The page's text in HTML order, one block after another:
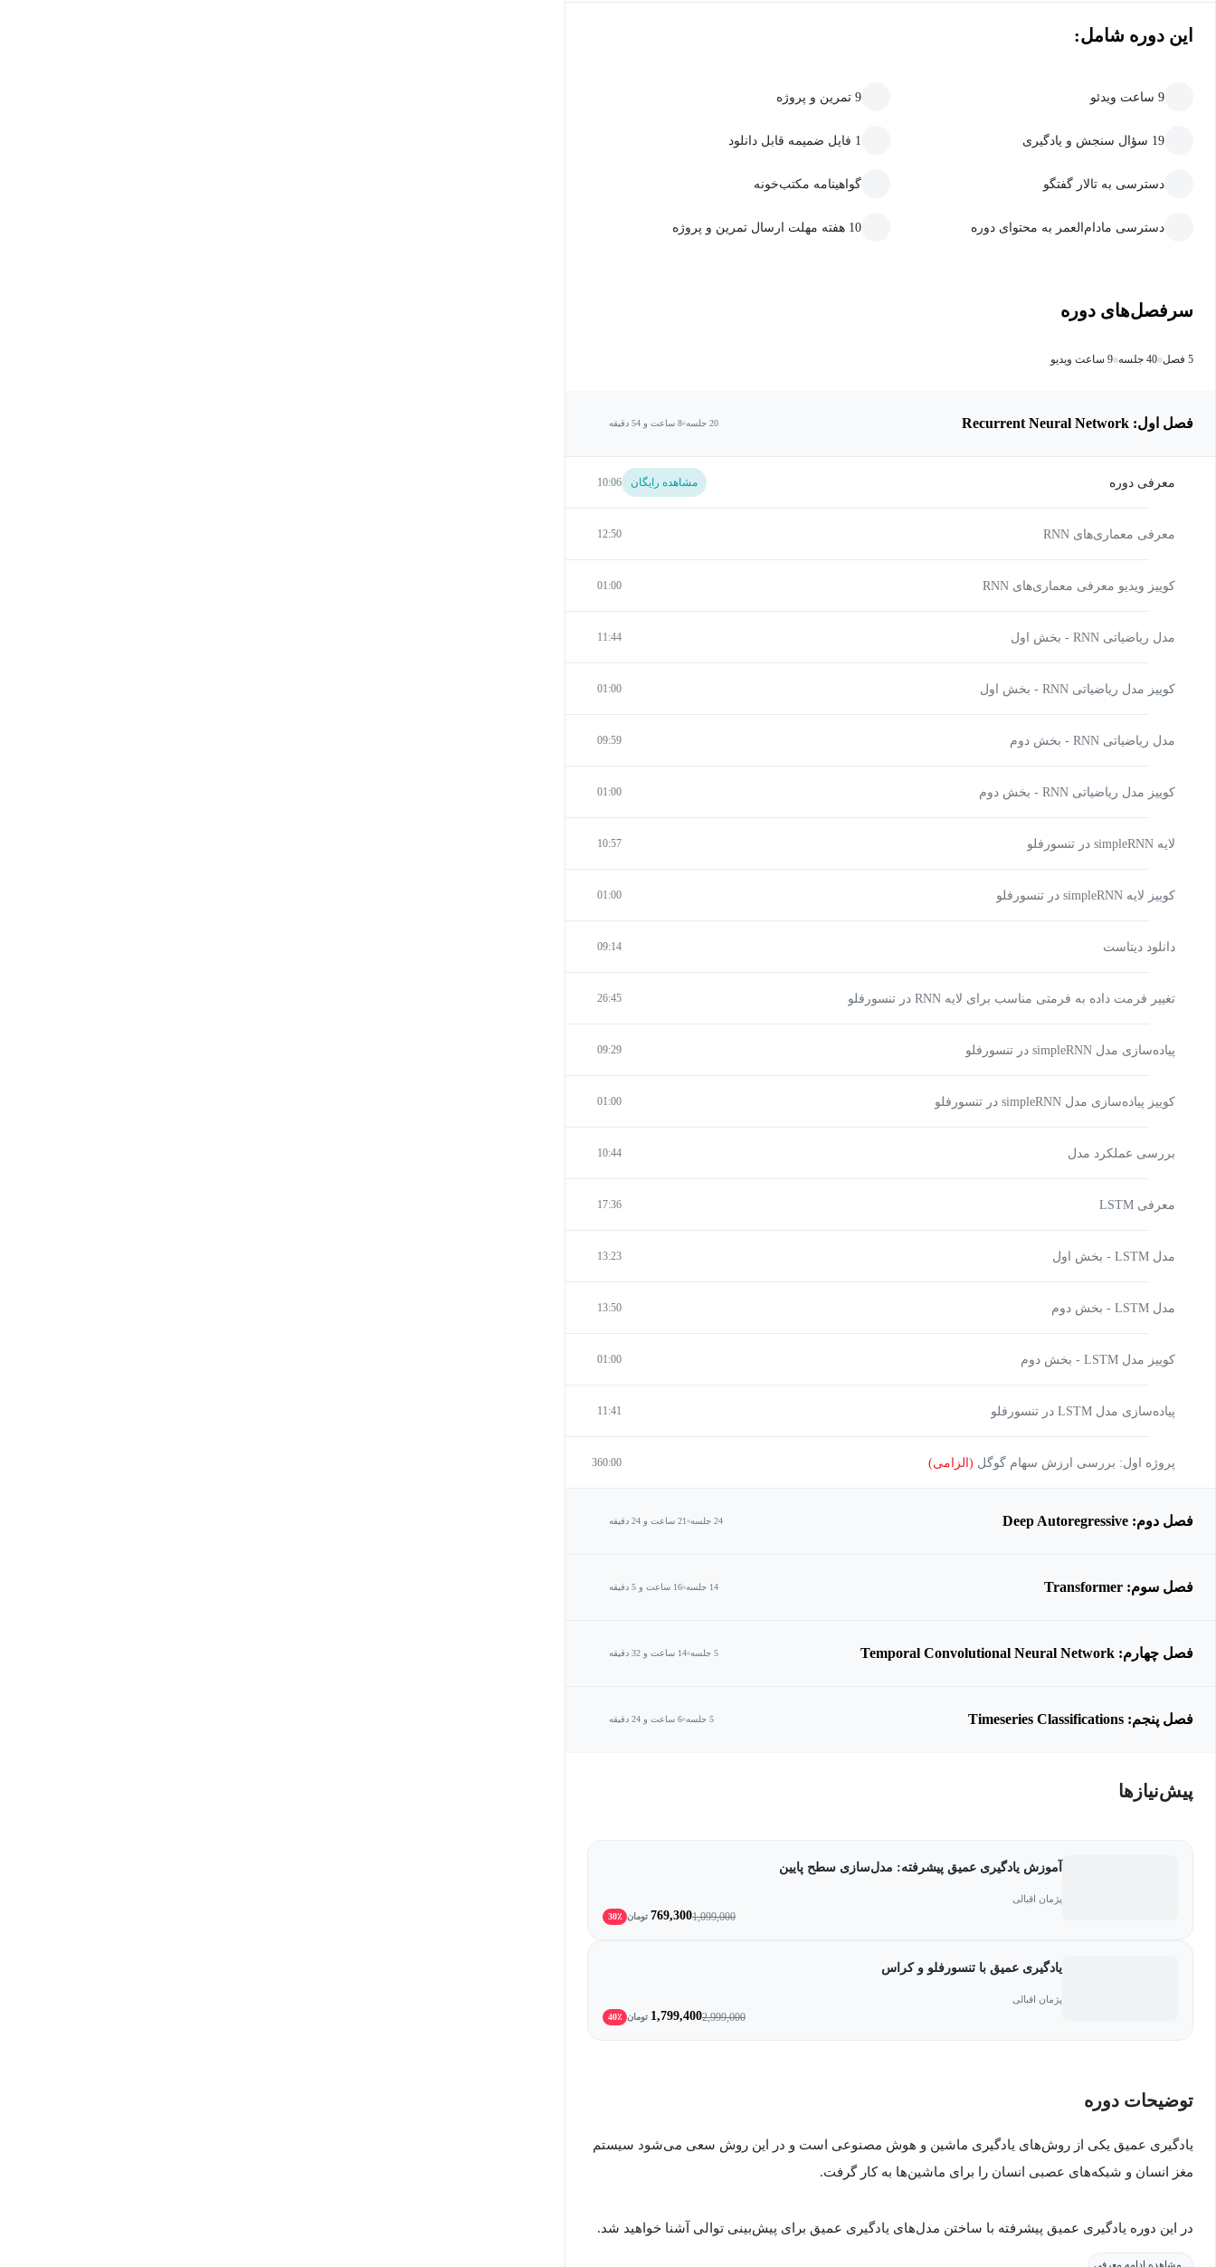
این دوره شامل:
9 ساعت ویدئو 9 تمرین و پروژه
19 سؤال سنجش و یادگیری 1 فایل ضمیمه قابل دانلود
دسترسی به تالار گفتگو گواهینامه مکتب‌خونه
دسترسی مادام‌العمر به محتوای دوره 10 هفته مهلت ارسال تمرین و پروژه
سرفصل‌های دوره
5 فصل 40 جلسه 9 ساعت ویدیو
فصل اول: Recurrent Neural Network 20 جلسه 8 ساعت و 54 دقیقه
معرفی دوره مشاهده رایگان 10:06
معرفی معماری‌های RNN 12:50
کوییز ویدیو معرفی معماری‌های RNN 01:00
مدل ریاضیاتی RNN - بخش اول 11:44
کوییز مدل ریاضیاتی RNN - بخش اول 01:00
مدل ریاضیاتی RNN - بخش دوم 09:59
کوییز مدل ریاضیاتی RNN - بخش دوم 01:00
لایه simpleRNN در تنسورفلو 10:57
کوییز لایه simpleRNN در تنسورفلو 01:00
دانلود دیتاست 09:14
تغییر فرمت داده به فرمتی مناسب برای لایه RNN در تنسورفلو 26:45
پیاده‌سازی مدل simpleRNN در تنسورفلو 09:29
کوییز پیاده‌سازی مدل simpleRNN در تنسورفلو 01:00
بررسی عملکرد مدل 10:44
معرفی LSTM 17:36
مدل LSTM - بخش اول 13:23
مدل LSTM - بخش دوم 13:50
کوییز مدل LSTM - بخش دوم 01:00
پیاده‌سازی مدل LSTM در تنسورفلو 11:41
پروژه اول: بررسی ارزش سهام گوگل (الزامی) 360:00
فصل دوم: Deep Autoregressive 24 جلسه 21 ساعت و 24 دقیقه
فصل سوم: Transformer 14 جلسه 16 ساعت و 5 دقیقه
فصل چهارم: Temporal Convolutional Neural Network 5 جلسه 14 ساعت و 32 دقیقه
فصل پنجم: Timeseries Classifications 5 جلسه 6 ساعت و 24 دقیقه
پیش‌نیاز‌ها
آموزش یادگیری عمیق پیشرفته: مدل‌سازی سطح پایین
پژمان اقبالی
1,099,000
769,300 تومان 30٪
یادگیری عمیق با تنسورفلو و کراس
پژمان اقبالی
2,999,000
1,799,400 تومان 40٪
توضیحات دوره
یادگیری عمیق یکی از روش‌های یادگیری ماشین و هوش مصنوعی است و در این روش سعی می‌شود سیستم
مغز انسان و شبکه‌های عصبی انسان را برای ماشین‌ها به کار گرفت.
در این دوره یادگیری عمیق پیشرفته با ساختن مدل‌های یادگیری عمیق برای پیش‌بینی توالی آشنا خواهید شد.
مشاهده ادامه معرفی